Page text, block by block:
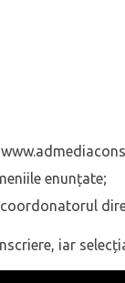
enunțate;
iar